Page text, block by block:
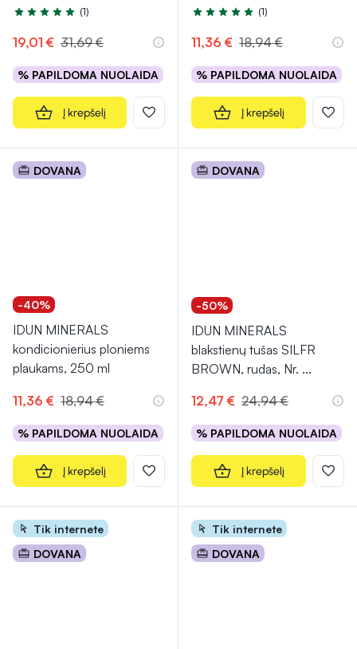
Įvertinimas 5.0 iš 5
(1)
19,01 € 31,69 €
% PAPILDOMA NUOLAIDA
Į krepšelį
Įvertinimas 5.0 iš 5
(1)
11,36 € 18,94 €
% PAPILDOMA NUOLAIDA
Į krepšelį
DOVANA
-40%
IDUN MINERALS
kondicionierius ploniems
plaukams, 250 ml
11,36 € 18,94 €
% PAPILDOMA NUOLAIDA
Į krepšelį
DOVANA
-50%
IDUN MINERALS
blakstienų tušas SILFR
BROWN, rudas, Nr. ...
12,47 € 24,94 €
% PAPILDOMA NUOLAIDA
Į krepšelį
Tik internete
DOVANA
Tik internete
DOVANA